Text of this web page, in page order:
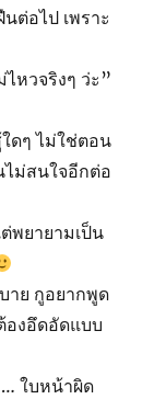
ต่อไป เพราะ
หวจริงๆ ว่ะ”
ดๆ ไม่ใช่ตอน
ม่สนใจอีกต่อ
พยายามเป็น
าย กูอยากพูด
องอึดอัดแบบ
ใบหน้าผิด